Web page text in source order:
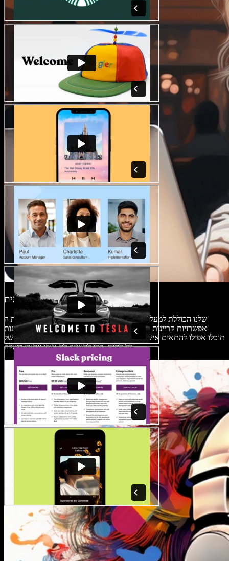
קריינויות בינה מלאכותית
החיו דמויות עם ספריית קריינויות ה-AI שלנו הכוללת למעלה מ-200
אפשרויות קריינות במגוון שפות ומבטאים. באמצעות עורך הקריינות
תוכלו אפילו להתאים אישית את ההגייה, גובה הצליל, הטון והמצב רוח של
כל דמות, כדי להעניק לה אופי ייחודי משלה.